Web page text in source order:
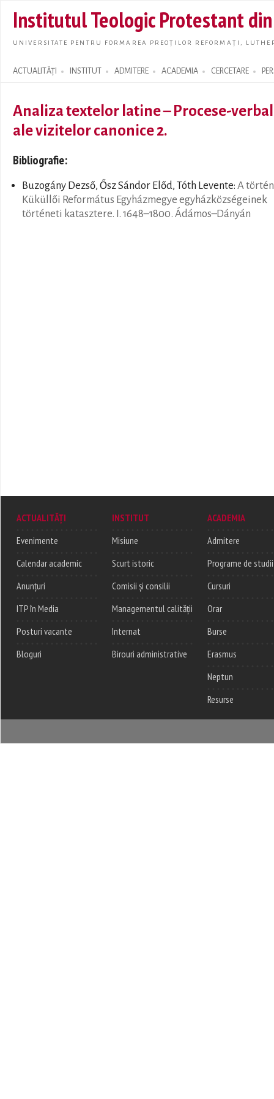
main
Institutul Teologic Protestant
UNIVERSITATE PENTRU FORMAREA PREOȚILOR REFORMAȚI,
ACTUALITĂȚI INSTITUT ADMITERE ACADEMIA CERCETARE
Search form
Analiza textelor latine – Procese-
ale vizitelor canonice 2.
Bibliografie:
Buzogány Dezső, Ősz Sándor Előd, Tóth Levente: A
Küküllői Református Egyházmegye egyházközségeinek
történeti katasztere. I. 1648–1800. Ádámos–Dányán
ACTUALITĂȚI
Evenimente
Calendar academic
Anunțuri
ITP în Media
Posturi vacante
Bloguri
INSTITUT
Misiune
Scurt istoric
Comisii și consilii
Managementul calității
Internat
Birouri administrative
ACADEMIA
Admitere
Programe de studii
Cursuri
Orar
Burse
Erasmus
Neptun
Resurse